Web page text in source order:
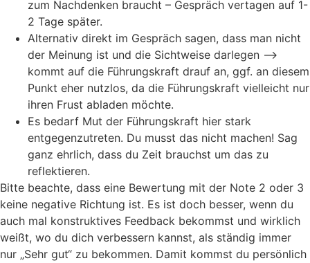
zum Nachdenken braucht – Gespräch vertagen auf 1-
2 Tage später.
Alternativ direkt im Gespräch sagen, dass man nicht
der Meinung ist und die Sichtweise darlegen –>
kommt auf die Führungskraft drauf an, ggf. an diesem
Punkt eher nutzlos, da die Führungskraft vielleicht nur
ihren Frust abladen möchte.
Es bedarf Mut der Führungskraft hier stark
entgegenzutreten. Du musst das nicht machen! Sag
ganz ehrlich, dass du Zeit brauchst um das zu
reflektieren.
Bitte beachte, dass eine Bewertung mit der Note 2 oder 3
keine negative Richtung ist. Es ist doch besser, wenn du
auch mal konstruktives Feedback bekommst und wirklich
weißt, wo du dich verbessern kannst, als ständig immer
nur „Sehr gut“ zu bekommen. Damit kommst du persönlich